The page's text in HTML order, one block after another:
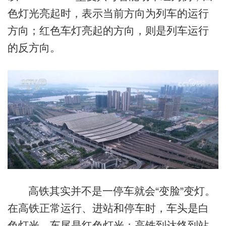
色灯光亮起时，表示当前方向为列车的运行
方向；红色车灯亮起的方向，则是列车运行
的反方向。
高铁其实并不是一停车就会“变脸”变灯。
在高铁正常运行、进站和停车时，车头是白